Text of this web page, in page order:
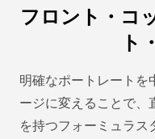
フロント・コ
ト
明確なポートレートを
ージに変えることで、
を持つフォーミュラス